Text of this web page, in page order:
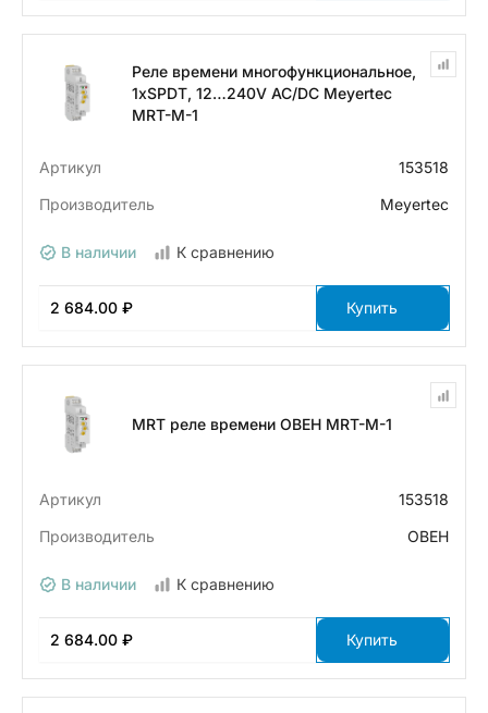
Реле времени многофункциональное,
1хSPDT, 12…240V AC/DC Meyertec
MRT-M-1
Артикул
153518
Производитель
Meyertec
В наличии К сравнению
2 684.00 ₽ Купить
MRT реле времени ОВЕН MRT-M-1
Артикул
153518
Производитель
ОВЕН
В наличии К сравнению
2 684.00 ₽ Купить